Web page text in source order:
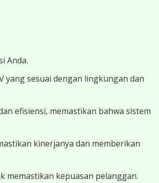
Anda.
yang sesuai dengan lingkungan dan
efisiensi, memastikan bahwa sistem
kinerjanya dan memberikan
memastikan kepuasan pelanggan.